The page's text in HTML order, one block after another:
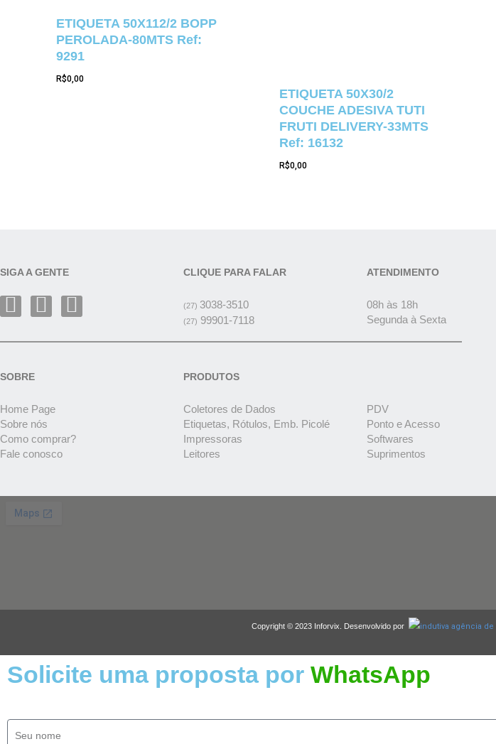
ETIQUETA 50X112/2 BOPP
PEROLADA-80MTS Ref:
9291
R$0,00
ETIQUETA 50X30/2
COUCHE ADESIVA TUTI
FRUTI DELIVERY-33MTS
Ref: 16132
R$0,00
SIGA A GENTE CLIQUE PARA FALAR
(27) 3038-3510
(27) 99901-7118
ATENDIMENTO
08h às 18h
Segunda à Sexta
SOBRE
Home Page
Sobre nós
Como comprar?
Fale conosco
PRODUTOS
Coletores de Dados
Etiquetas, Rótulos, Emb. Picolé
Impressoras
Leitores
PDV
Ponto e Acesso
Softwares
Suprimentos
Copyright © 2023 Inforvix. Desenvolvido por
Solicite uma proposta por WhatsApp